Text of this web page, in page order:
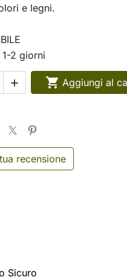
e legni.
2 giorni
  Aggiungi al
recensione
Sicuro